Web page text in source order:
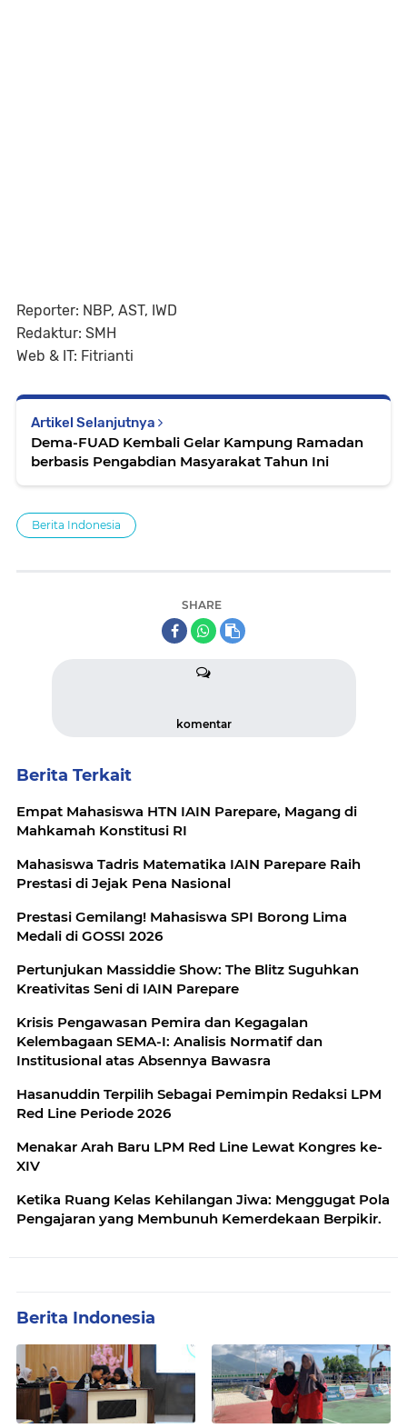
Reporter: NBP, AST, IWD
Redaktur: SMH
Web & IT: Fitrianti
Artikel Selanjutnya
Dema-FUAD Kembali Gelar Kampung Ramadan
berbasis Pengabdian Masyarakat Tahun Ini
Berita Indonesia
SHARE
komentar
Berita Terkait
Empat Mahasiswa HTN IAIN Parepare, Magang di
Mahkamah Konstitusi RI
Mahasiswa Tadris Matematika IAIN Parepare Raih
Prestasi di Jejak Pena Nasional
Prestasi Gemilang! Mahasiswa SPI Borong Lima
Medali di GOSSI 2026
Pertunjukan Massiddie Show: The Blitz Suguhkan
Kreativitas Seni di IAIN Parepare
Krisis Pengawasan Pemira dan Kegagalan
Kelembagaan SEMA-I: Analisis Normatif dan
Institusional atas Absennya Bawasra
Hasanuddin Terpilih Sebagai Pemimpin Redaksi LPM
Red Line Periode 2026
Menakar Arah Baru LPM Red Line Lewat Kongres ke-
XIV
Ketika Ruang Kelas Kehilangan Jiwa: Menggugat Pola
Pengajaran yang Membunuh Kemerdekaan Berpikir.
Berita Indonesia